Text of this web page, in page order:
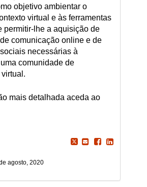
objetivo ambientar o
virtual e às ferramentas
permitir-lhe a aquisição de
comunicação online e de
necessárias à
comunidade de
mais detalhada aceda ao
agosto, 2020